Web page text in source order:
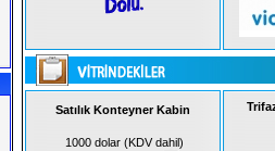
Satılık Konteyner Kabin
1000 dolar (KDV dahil)